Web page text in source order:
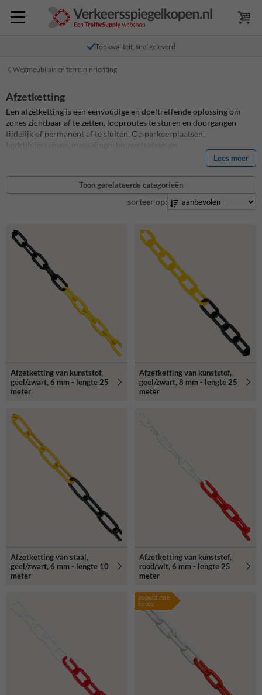
Topkwaliteit, snel geleverd
Wegmeubilair en terreininrichting
Afzetketting
Een afzetketting is een eenvoudige en doeltreffende oplossing om
zones zichtbaar af te zetten, looproutes te sturen en doorgangen
tijdelijk of permanent af te sluiten. Op parkeerplaatsen,
bedrijfsterreinen, magazijnen, bouwplaatsen en
evenemententerreinen zorgt een goede afsluitketting direct voor
meer overzicht en veiligheid. Je kiest daarbij uit een kunststof
afzetketting voor lichte en snelle afzettingen of een stalen
afzetketting voor een robuustere toepassing binnen of buiten.
Lees meer
Toon gerelateerde categorieën
sorteer op:
Afzetketting van kunststof,
geel/zwart, 6 mm - lengte 25
meter
Afzetketting van kunststof,
geel/zwart, 8 mm - lengte 25
meter
Afzetketting van staal,
geel/zwart, 6 mm - lengte 10
meter
Afzetketting van kunststof,
rood/wit, 6 mm - lengte 25
meter
populairste
keuze